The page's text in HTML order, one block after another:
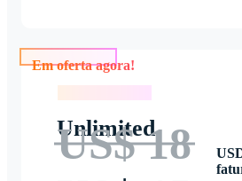
Unlimited
US$ 18